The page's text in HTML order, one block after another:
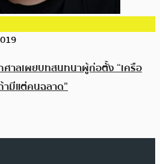
ศาลเผยบทสนทนาผู้ก่อตั้ง “เครือ
ามีแต่คนฉลาด”